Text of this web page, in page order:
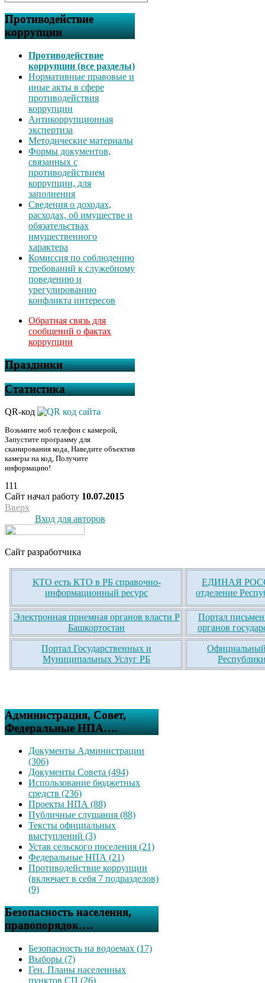
Противодействие
коррупции
Противодействие
коррупции (все разделы)
Нормативные правовые и
иные акты в сфере
противодействия
коррупции
Антикоррупционная
экспертиза
Методические материалы
Формы документов,
связанных с
противодействием
коррупции, для
заполнения
Сведения о доходах,
расходах, об имуществе и
обязательствах
имущественного
характера
Комиссия по соблюдению
требований к служебному
поведению и
урегулированию
конфликта интересов
Обратная связь для
сообщений о фактах
коррупции
Праздники
Статистика
QR-код
Возьмите моб телефон с камерой,
Запустите программу для
сканирования кода, Наведите объектив
камеры на код, Получите
информацию!
111
Сайт начал работу 10.07.2015
Вверх
Вход для авторов
Сайт разработчика
КТО есть КТО в РБ справочно-
информационный ресурс
ЕДИНАЯ
отделение
Электронная приемная органов власти Р
Башкортостан
Портал
органов
Портал Государственных и
Муниципальных Услуг РБ
Официальный
Администрация, Совет,
Федеральные НПА….
Документы Администрации
(306)
Документы Совета (494)
Использование бюджетных
средств (236)
Проекты НПА (88)
Публичные слушания (88)
Тексты официальных
выступлений (3)
Устав сельского поселения (21)
Федеральные НПА (21)
Противодействие коррупции
(включает в себя 7 подразделов)
(9)
Безопасность населения,
правопорядок….
Безопасность на водоемах (17)
Выборы (7)
Ген. Планы населенных
пунктов СП (26)